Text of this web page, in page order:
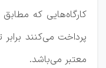
کارگاه‌هایی که
معتبر می‌باشد.